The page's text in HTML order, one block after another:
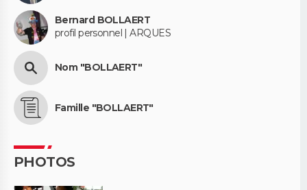
Bernard BOLLAERT
profil personnel | ARQUES
Nom "BOLLAERT"
Famille "BOLLAERT"
PHOTOS